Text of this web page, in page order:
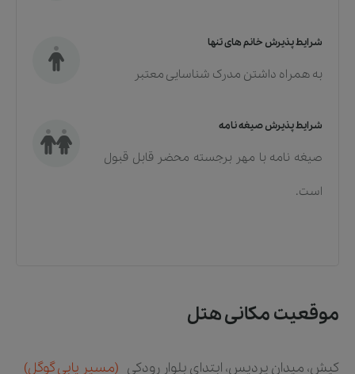
شرایط پذیرش خانم های تنها
به همراه داشتن مدرک شناسایی معتبر
شرایط پذیرش صیغه نامه
صیغه نامه با مهر برجسته محضر قابل قبول
است.
موقعیت مکانی هتل
کیش، میدان پردیس، ابتدای بلوار رودکی (مسیر یابی گوگل)